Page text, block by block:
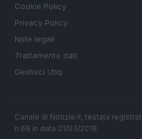
Cookie Policy
Privacy Policy
Note legali
Trattamento dati
Gestisci Utiq
Canale di Notizie.it, testata
n.68 in data 01/03/2018